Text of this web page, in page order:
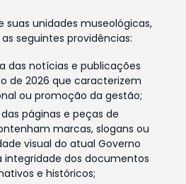
suas unidades museológicas,
seguintes providências:
das notícias e publicações
de 2026 que caracterizem
ou promoção da gestão;
páginas e peças de
marcas, slogans ou
visual do atual Governo
integridade dos documentos
e históricos;